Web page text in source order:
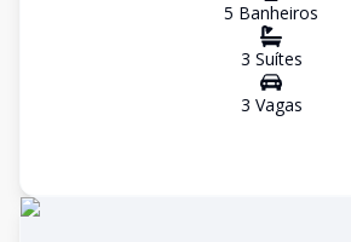
5 Banheiros
3 Suítes
3 Vagas